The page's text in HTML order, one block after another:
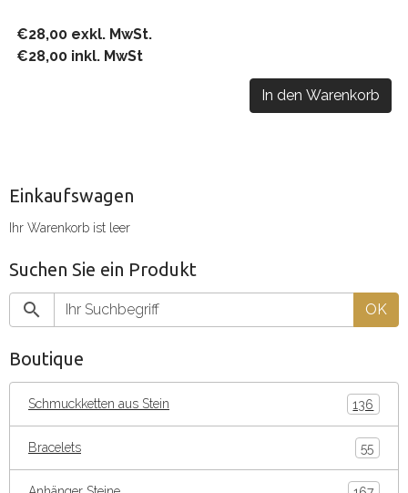
€28,00 exkl. MwSt.
€28,00 inkl. MwSt
In den Warenkorb
Einkaufswagen
Ihr Warenkorb ist leer
Suchen Sie ein Produkt
OK
Boutique
Schmuckketten aus Stein 136
Bracelets 55